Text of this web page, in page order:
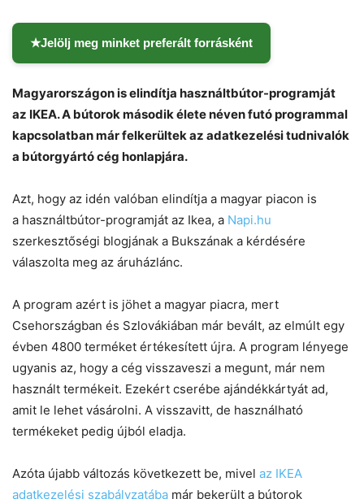
★Jelölj meg minket preferált forrásként
Magyarországon is elindítja használtbútor-programját
az IKEA. A bútorok második élete néven futó programmal
kapcsolatban már felkerültek az adatkezelési tudnivalók
a bútorgyártó cég honlapjára.
Azt, hogy az idén valóban elindítja a magyar piacon is
a használtbútor-programját az Ikea, a Napi.hu
szerkesztőségi blogjának a Bukszának a kérdésére
válaszolta meg az áruházlánc.
A program azért is jöhet a magyar piacra, mert
Csehországban és Szlovákiában már bevált, az elmúlt egy
évben 4800 terméket értékesített újra. A program lényege
ugyanis az, hogy a cég visszaveszi a megunt, már nem
használt termékeit. Ezekért cserébe ajándékkártyát ad,
amit le lehet vásárolni. A visszavitt, de használható
termékeket pedig újból eladja.
Azóta újabb változás következett be, mivel az IKEA
adatkezelési szabályzatába már bekerült a bútorok
Helló! Miben segíthetek ma?